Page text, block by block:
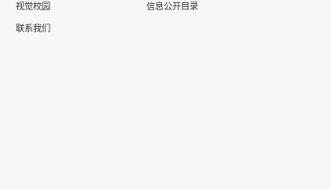
视觉校园
联系我们
信息公开目录